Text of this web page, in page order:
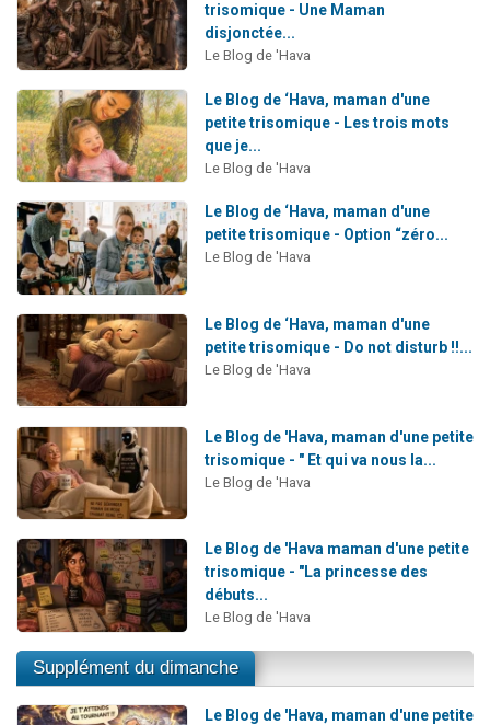
trisomique - Une Maman
disjonctée...
Le Blog de 'Hava
Le Blog de ‘Hava, maman d'une
petite trisomique - Les trois mots
que je...
Le Blog de 'Hava
Le Blog de ‘Hava, maman d'une
petite trisomique - Option “zéro...
Le Blog de 'Hava
Le Blog de ‘Hava, maman d'une
petite trisomique - Do not disturb !!...
Le Blog de 'Hava
Le Blog de 'Hava, maman d'une petite
trisomique - " Et qui va nous la...
Le Blog de 'Hava
Le Blog de 'Hava maman d'une petite
trisomique - "La princesse des
débuts...
Le Blog de 'Hava
Supplément du dimanche
Le Blog de 'Hava, maman d'une petite